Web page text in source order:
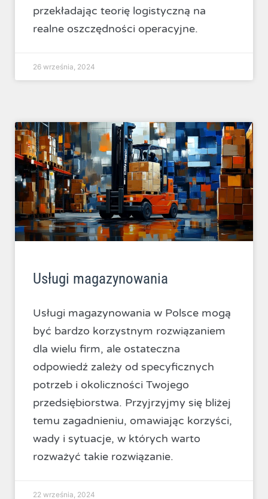
przekładając teorię logistyczną na
realne oszczędności operacyjne.
26 września, 2024
Usługi magazynowania
Usługi magazynowania w Polsce mogą
być bardzo korzystnym rozwiązaniem
dla wielu firm, ale ostateczna
odpowiedź zależy od specyficznych
potrzeb i okoliczności Twojego
przedsiębiorstwa. Przyjrzyjmy się bliżej
temu zagadnieniu, omawiając korzyści,
wady i sytuacje, w których warto
rozważyć takie rozwiązanie.
22 września, 2024